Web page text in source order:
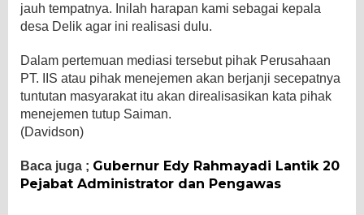
jauh tempatnya. Inilah harapan kami sebagai kepala
desa Delik agar ini realisasi dulu.
Dalam pertemuan mediasi tersebut pihak Perusahaan
PT. IIS atau pihak menejemen akan berjanji secepatnya
tuntutan masyarakat itu akan direalisasikan kata pihak
menejemen tutup Saiman.
(Davidson)
Baca juga ; Gubernur Edy Rahmayadi Lantik 20
Pejabat Administrator dan Pengawas